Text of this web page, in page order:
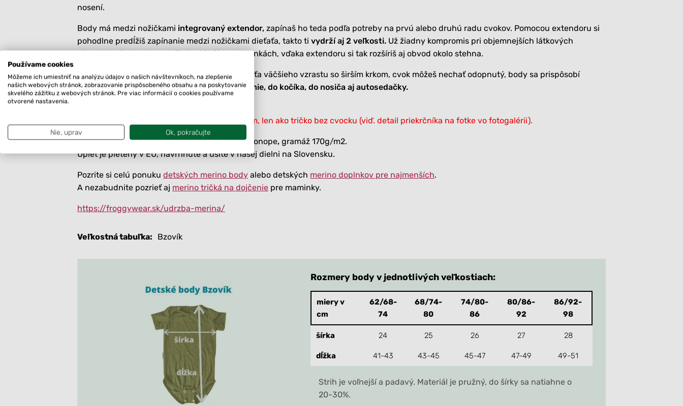
nosení.
Body má medzi nožičkami integrovaný extendor, zapínaš ho teda podľa potreby na prvú alebo druhú radu cvokov. Pomocou extendoru si
pohodlne predĺžiš zapínanie medzi nožičkami dieťaťa, takto ti vydrží aj 2 veľkosti. Už žiadny kompromis pri objemnejších látkových
plienkach. Extendor oceníš aj pri širších stehienkách, vďaka extendoru si tak rozšíriš aj obvod okolo stehna.
Zapínanie okolo krku je na jeden cvok, ak je dieťa väčšieho vzrastu so širším krkom, cvok môžeš nechať odopnutý, body sa prispôsobí
obvodu okolo krku. Využiješ ho na bežné nosenie, do kočíka, do nosiča aj autosedačky.
V ponuke aj body s dlhým rukávom –
Priekrčník na body aktuálne šijeme s prekladom, len ako tričko bez cvocku (viď. detail priekrčníka na fotke vo fotogalérii).
Zloženie: 59% merino vlna/29% tencel / 12% konope, gramáž 170g/m2.
Úplet je pletený v EÚ, navrhnuté a ušité v našej dielni na Slovensku.
Pozrite si celú ponuku detských merino body alebo detských merino doplnkov pre najmenších.
A nezabudnite pozrieť aj merino tričká na dojčenie pre maminky.
https://froggywear.sk/udrzba-merina/
Veľkostná tabuľka Bzovík
Rozmery body v jednotlivých veľkostiach:
miery v
cm
62/68-
74
68/74-
80
74/80-
86
80/86-
92
86/92-
98
šírka 24 25 26 27 28
dĺžka 41-43 43-45 45-47 47-49 49-51
Strih je voľnejší a padavý. Materiál je pružný, do šírky sa natiahne o
20-30%.
Používame cookies
Môžeme ich umiestniť na analýzu údajov o našich návštevníkoch, na zlepšenie
našich webových stránok, zobrazovanie prispôsobeného obsahu a na poskytovanie
skvelého zážitku z webových stránok. Pre viac informácií o cookies používame
otvorené nastavenia.
Nie, uprav Ok, pokračujte